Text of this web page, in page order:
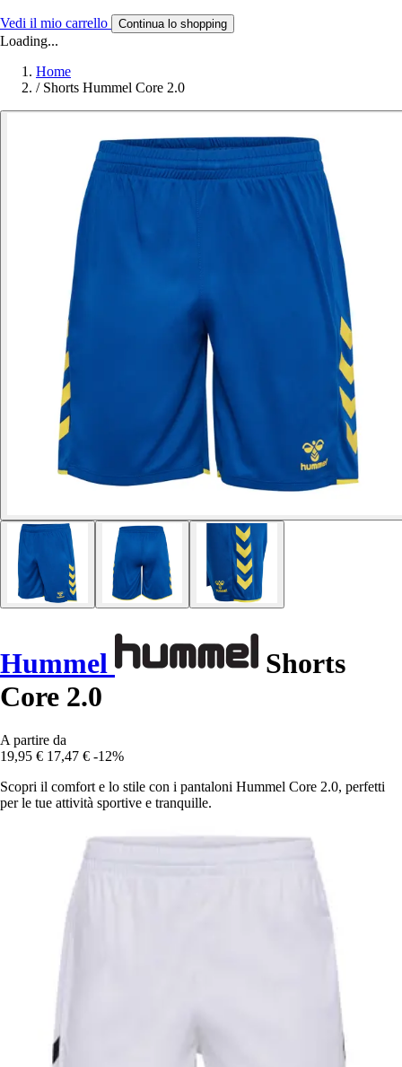
Vedi il mio carrello Continua lo shopping
Loading...
Home
/ Shorts Hummel Core 2.0
Hummel
Shorts
Core 2.0
A partire da
19,95 € 17,47 € -12%
Scopri il comfort e lo stile con i pantaloni Hummel Core 2.0, perfetti
per le tue attività sportive e tranquille.